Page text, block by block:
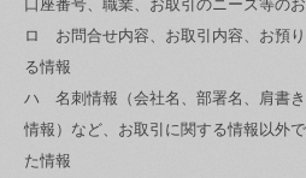
口座番号、職業、お取引のニーズ等の
ロ お問合せ内容、お取引内容、お預
る情報
ハ 名刺情報（会社名、部署名、肩書
情報）など、お取引に関する情報以外
た情報